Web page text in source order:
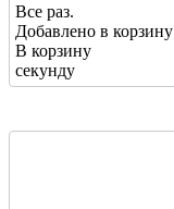
Все раз.
Добавлено в корзину
В корзину
секунду